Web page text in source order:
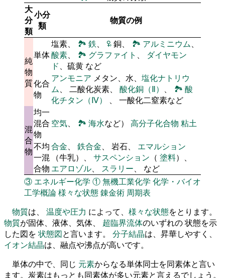
大
分
類
小分
類
物質の例
純
物
質
単体
塩素、 🏞 鉄、 🜠銅、 🏞 アルミニウム、
酸素、 🏞 グラファイト 、 ダイヤモン
ド、硫黄 など
化合
物
アンモニア メタン、水、 塩化ナトリウ
ム、 二酸化炭素、 酸化銅（Ⅱ） 、 🏞 酸
化チタン（Ⅳ） 、 一酸化二窒素など
混
合
物
均一
混合
物
空気、 🏞 海水など） 高分子化合物 粘土
不均
一混
合物
合金、 鉄合金、 岩石、 エマルション
（牛乳）、 サスペンション （ 塗料）、
エアロゾル、 スラリー、 など
③ エネルギー化学 ①無機工業化学 化学・バイオ
工学概論様々な状態錬金術 周期表
物質は、 温度や圧力 によって、 様々な状態をとります。
物質が固体、液体、気体、 超臨界流体のいずれの 状態を示
した図を 状態図と言います。 分子結晶は、昇華しやすく、
イオン結晶は、融点や沸点が高いです。
単体の中で、同じ 元素からなる単体同士を同素体と言い
ます。炭素はもっとも同素体が多い元素と言えるでしょう。